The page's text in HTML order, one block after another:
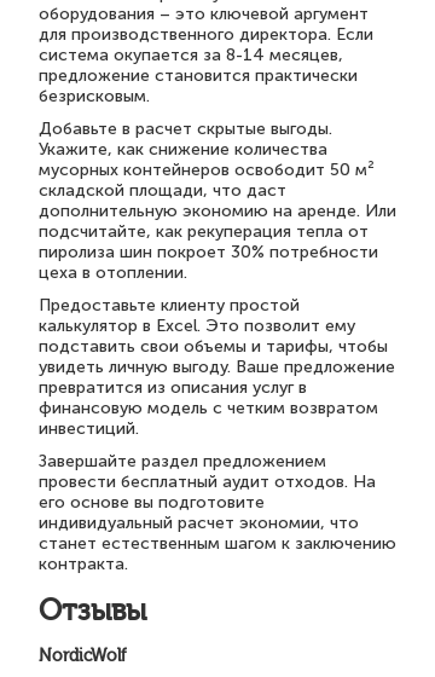
оборудования – это ключевой аргумент
для производственного директора. Если
система окупается за 8-14 месяцев,
предложение становится практически
безрисковым.
Добавьте в расчет скрытые выгоды.
Укажите, как снижение количества
мусорных контейнеров освободит 50 м²
складской площади, что даст
дополнительную экономию на аренде. Или
подсчитайте, как рекуперация тепла от
пиролиза шин покроет 30% потребности
цеха в отоплении.
Предоставьте клиенту простой
калькулятор в Excel. Это позволит ему
подставить свои объемы и тарифы, чтобы
увидеть личную выгоду. Ваше предложение
превратится из описания услуг в
финансовую модель с четким возвратом
инвестиций.
Завершайте раздел предложением
провести бесплатный аудит отходов. На
его основе вы подготовите
индивидуальный расчет экономии, что
станет естественным шагом к заключению
контракта.
Отзывы
NordicWolf